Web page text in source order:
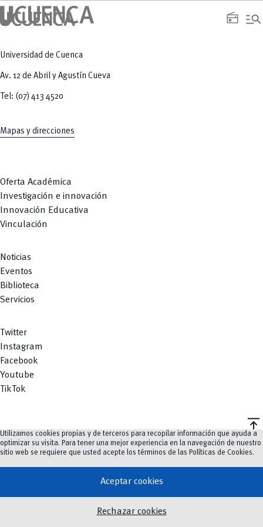
radio manage_search
Universidad de Cuenca
Av. 12 de Abril y Agustín Cueva
Tel: (07) 413 4520
Mapas y direcciones
Oferta Académica
Investigación e innovación
Innovación Educativa
Vinculación
Noticias
Eventos
Biblioteca
Servicios
Twitter
Instagram
Facebook
Youtube
TikTok
vertical_align_top
©2023-2026UCuenca.
Utilizamos cookies propias y de terceros para recopilar información que ayuda a
optimizar su visita. Para tener una mejor experiencia en la navegación de nuestro
sitio web se requiere que usted acepte los términos de las Políticas de Cookies.
Aceptar cookies
Rechazar cookies